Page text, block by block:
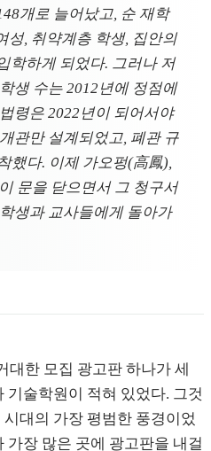
개로 늘어났고, 순 재학
성, 취약계층 학생, 집안의
학하게 되었다. 그러나 저
생 수는 2012년에 정점에
령은 2022년이 되어서야
관만 설계되었고, 폐관 규
했다. 이제 가오펑(高鳳),
문을 닫으면서 그 청구서
생과 교사들에게 돌아가
대한 모집 광고판 하나가 세
기술학원이 적혀 있었다. 그것
대의 가장 평범한 풍경이었
가장 많은 곳에 광고판을 내걸